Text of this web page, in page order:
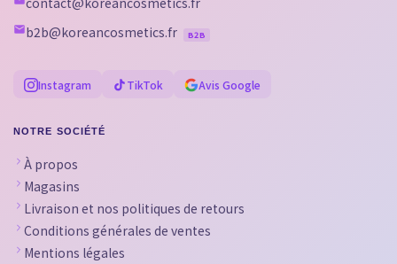
b2b@koreancosmetics.fr
B2B
Instagram TikTok Avis Google
NOTRE SOCIÉTÉ
À propos
Magasins
Livraison et nos politiques de retours
Conditions générales de ventes
Mentions légales